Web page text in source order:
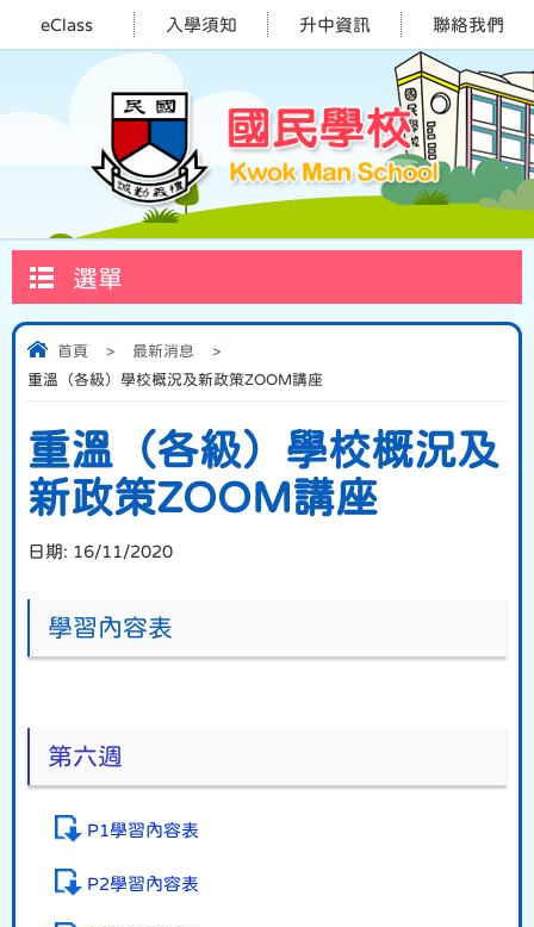
eClass 入學須知 升中資訊 聯絡我們
選單
首頁 > 最新消息
>
重溫（各級）學校概況及新政策ZOOM講座
重溫（各級）學校概況及
新政策ZOOM講座
日期: 16/11/2020
學習內容表
第六週
P1學習內容表
P2學習內容表